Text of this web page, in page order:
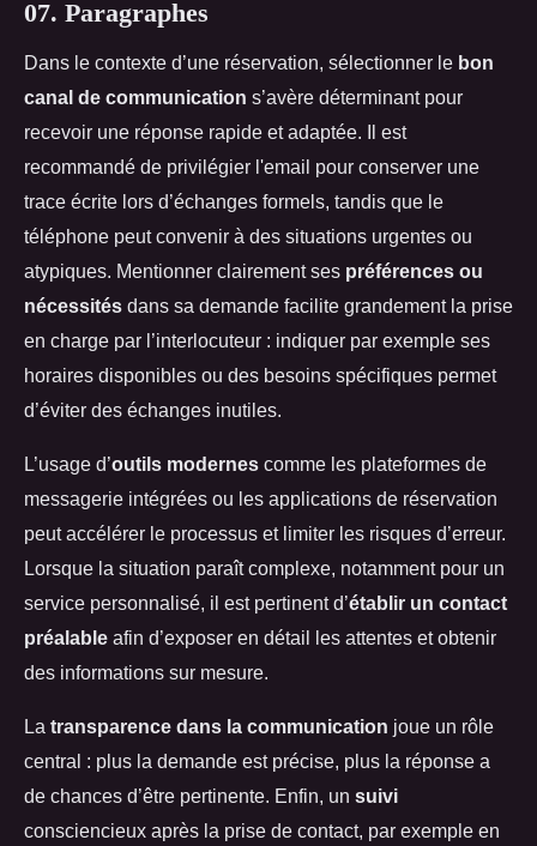
07. Paragraphes
Dans le contexte d’une réservation, sélectionner le bon
canal de communication s’avère déterminant pour
recevoir une réponse rapide et adaptée. Il est
recommandé de privilégier l'email pour conserver une
trace écrite lors d’échanges formels, tandis que le
téléphone peut convenir à des situations urgentes ou
atypiques. Mentionner clairement ses préférences ou
nécessités dans sa demande facilite grandement la prise
en charge par l’interlocuteur : indiquer par exemple ses
horaires disponibles ou des besoins spécifiques permet
d’éviter des échanges inutiles.
L’usage d’outils modernes comme les plateformes de
messagerie intégrées ou les applications de réservation
peut accélérer le processus et limiter les risques d’erreur.
Lorsque la situation paraît complexe, notamment pour un
service personnalisé, il est pertinent d’établir un contact
préalable afin d’exposer en détail les attentes et obtenir
des informations sur mesure.
La transparence dans la communication joue un rôle
central : plus la demande est précise, plus la réponse a
de chances d’être pertinente. Enfin, un suivi
consciencieux après la prise de contact, par exemple en